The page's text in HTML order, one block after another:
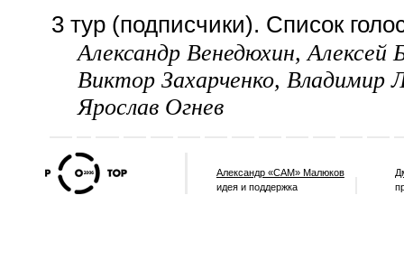
3 тур (подписчики). Список
Александр Венедюхин, Алексей
Виктор Захарченко,
Ярослав Огнев
Александр «САМ» Малюков
идея и поддержка